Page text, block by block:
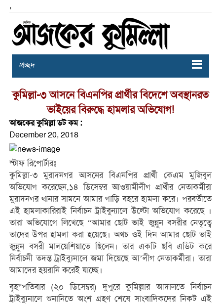
,
প্রচ্ছদ
কুমিল্লা-৩ আসনে বিএনপির প্রার্থীর বিদেশে অবস্থানরত
ভাইয়ের বিরুদ্ধে হামলার অভিযোগ!
আজকের কুমিল্লা ডট কম :
December 20, 2018
স্টাফ রিপোর্টারঃ
কুমিল্লা-৩ মুরাদনগর আসনের বিএনপির প্রার্থী কেএম মুজিবুল
অভিযোগ করেছেন,১৪ ডিসেম্বর আওয়ামীলীগ প্রার্থীর নেতাকর্মীরা
মুরাদনগর থানার সামনে আমার গাড়ি বহরে হামলা করে। পরবর্তীতে
এই হামলাকারিরাই নির্বাচন ট্রাইবুন্যালে উল্টো অভিযোগ করেছে ।
তারা অভিযোগে লিখেছে “আমার ছোট ভাই জুন্নুন বসরীর নেতৃত্বে
তাদের উপর হামলা করা হয়েছে। অথচ ওই দিন আমার ছোট ভাই
জুন্নুন বসরী মালয়েশিয়াতে ছিলেন। তার একটি ছবি এডিট করে
নির্বাচনী তদন্ত ট্রাইব্যুনালে জমা দিয়েছে আ’লীগ নেতাকর্মীরা। তারা
আমাদের হয়রানি করেই যাচ্ছে।
বৃহস্পতিবার (২০ ডিসেম্বর) দুপুরে কুমিল্লার আদালতে নির্বাচন
ট্রাইব্যুনালে শুনানিতে অংশ গ্রহণ শেষে সাংবাদিকদের নিকট এই